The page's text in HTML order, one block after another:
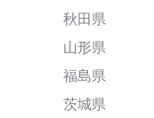
秋田県
山形県
福島県
茨城県